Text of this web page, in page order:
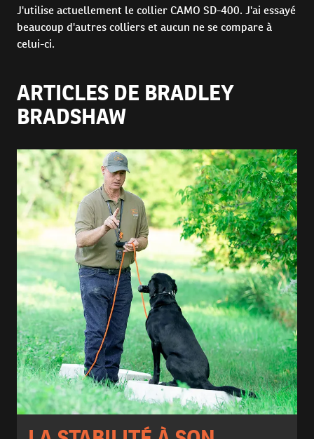
J'utilise actuellement le collier CAMO SD-400. J'ai essayé
beaucoup d'autres colliers et aucun ne se compare à
celui-ci.
ARTICLES DE BRADLEY
BRADSHAW